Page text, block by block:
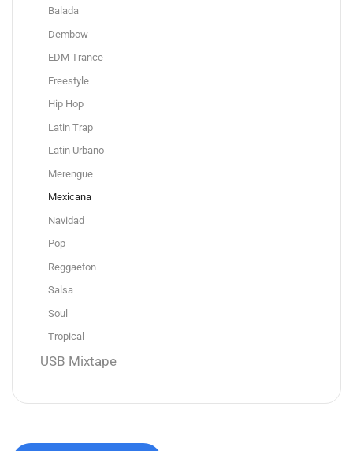
Balada
Dembow
EDM Trance
Freestyle
Hip Hop
Latin Trap
Latin Urbano
Merengue
Mexicana
Navidad
Pop
Reggaeton
Salsa
Soul
Tropical
USB Mixtape